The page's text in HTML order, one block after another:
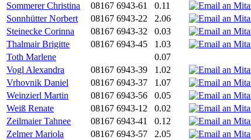
Sommerer Christina
08167 6943-61 0.11
Sonnhütter Norbert
08167 6943-22 2.06
Steinecke Corinna
08167 6943-32 0.03
Thalmair Brigitte
08167 6943-45 1.03
Toth Marlene
0.07
Vogl Alexandra
08167 6943-39 1.02
Vrhovnik Daniel
08167 6943-37 1.07
Weinzierl Martin
08167 6943-56 0.05
Weiß Renate
08167 6943-12 0.02
Zeilmaier Tahnee
08167 6943-41 0.12
Zelmer Mariola
08167 6943-57 2.05